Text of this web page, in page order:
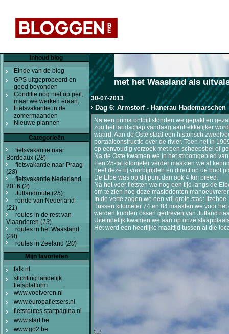
Inhoud blog
Einde van de blog
GPS uitgeprobeerd en
goed bevonden
Conditie nog niet op peil,
maar we werken eraan.
Fietsvakantie in de
zomermaanden
Nieuwe plannen
Categorieën
fietsvakantie naar
Bordeaux (28)
fietsvakantie naar Praag
(28)
fietsvakantie Nederland
2016 (2)
Jutlandroute (25)
ronde van Nederland
(21)
routes in de rest van
Vlaanderen (13)
routes in het Waasland
(28)
routes in Zeeland (20)
Mijn favorieten
falk.nl
stichting landelijk
fietsplatform
www.voetveren.nl
www.europafietsers.nl
fietsroutes.startpagina.nl
www.start.be
www.go2.be
met het Waasland als
30-07-2013
Dag 6: Armstorf - Hanerau Hademarschen
Na een prima ontbijt stonden we gepakt en
zou het landschap vandaag aantrekkelijker
waard. Aan de Oste staat een historisch
portaalconstructie over de rivier. Toen het in
op eenvoudig verzoek met een scheepsbel of
Na de Oste kwamen we in het stroomgebied
Een 25-tal kilometer verder maakten we al
heel deze rij voorbijrijden en direct op de boot
De Elbe was op dit punt dan ook 4 km breed.
Na het veer fietsten we nog een tijd langs de
om te zien hoe deze mastodonten
In de verte zagen we een vrij grote stad:
Tussen kilometer 74 en 84 maakten we voor
werden kudden ossen gedreven van Jutland
Uiteindelijk kwamen we aan op onze
Het werd een heerlijke maaltijd tussen al die